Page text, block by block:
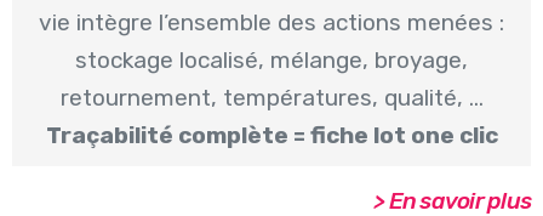
vie intègre l’ensemble des actions menées :
stockage localisé, mélange, broyage,
retournement, températures, qualité, …
Traçabilité complète = fiche lot one clic
> En savoir plus